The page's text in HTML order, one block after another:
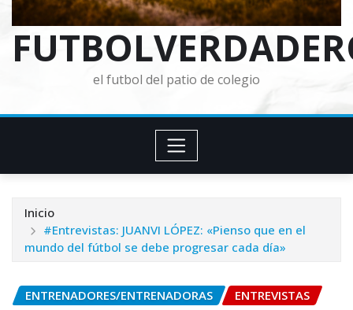
el futbol del patio de colegio
Inicio
#Entrevistas: JUANVI LÓPEZ: «Pienso que en el
mundo del fútbol se debe progresar cada día»
ENTRENADORES/ENTRENADORAS ENTREVISTAS